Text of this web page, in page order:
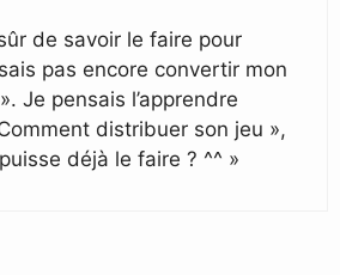
de savoir le faire pour
pas encore convertir mon
Je pensais l’apprendre
distribuer son jeu »,
déjà le faire ? ^^ »